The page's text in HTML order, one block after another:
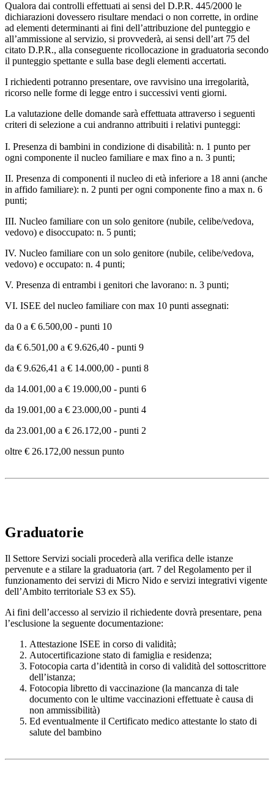
Qualora dai controlli effettuati ai sensi del D.P.R. 445/2000 le
dichiarazioni dovessero risultare mendaci o non corrette, in ordine
ad elementi determinanti ai fini dell’attribuzione del punteggio e
all’ammissione al servizio, si provvederà, ai sensi dell’art 75 del
citato D.P.R., alla conseguente ricollocazione in graduatoria secondo
il punteggio spettante e sulla base degli elementi accertati.
I richiedenti potranno presentare, ove ravvisino una irregolarità,
ricorso nelle forme di legge entro i successivi venti giorni.
La valutazione delle domande sarà effettuata attraverso i seguenti
criteri di selezione a cui andranno attribuiti i relativi punteggi:
I. Presenza di bambini in condizione di disabilità: n. 1 punto per
ogni componente il nucleo familiare e max fino a n. 3 punti;
II. Presenza di componenti il nucleo di età inferiore a 18 anni (anche
in affido familiare): n. 2 punti per ogni componente fino a max n. 6
punti;
III. Nucleo familiare con un solo genitore (nubile, celibe/vedova,
vedovo) e disoccupato: n. 5 punti;
IV. Nucleo familiare con un solo genitore (nubile, celibe/vedova,
vedovo) e occupato: n. 4 punti;
V. Presenza di entrambi i genitori che lavorano: n. 3 punti;
VI. ISEE del nucleo familiare con max 10 punti assegnati:
da 0 a € 6.500,00 - punti 10
da € 6.501,00 a € 9.626,40 - punti 9
da € 9.626,41 a € 14.000,00 - punti 8
da 14.001,00 a € 19.000,00 - punti 6
da 19.001,00 a € 23.000,00 - punti 4
da 23.001,00 a € 26.172,00 - punti 2
oltre € 26.172,00 nessun punto
Graduatorie
Il Settore Servizi sociali procederà alla verifica delle istanze
pervenute e a stilare la graduatoria (art. 7 del Regolamento per il
funzionamento dei servizi di Micro Nido e servizi integrativi vigente
dell’Ambito territoriale S3 ex S5).
Ai fini dell’accesso al servizio il richiedente dovrà presentare, pena
l’esclusione la seguente documentazione:
Attestazione ISEE in corso di validità;
Autocertificazione stato di famiglia e residenza;
Fotocopia carta d’identità in corso di validità del sottoscrittore
dell’istanza;
Fotocopia libretto di vaccinazione (la mancanza di tale
documento con le ultime vaccinazioni effettuate è causa di
non ammissibilità)
Ed eventualmente il Certificato medico attestante lo stato di
salute del bambino